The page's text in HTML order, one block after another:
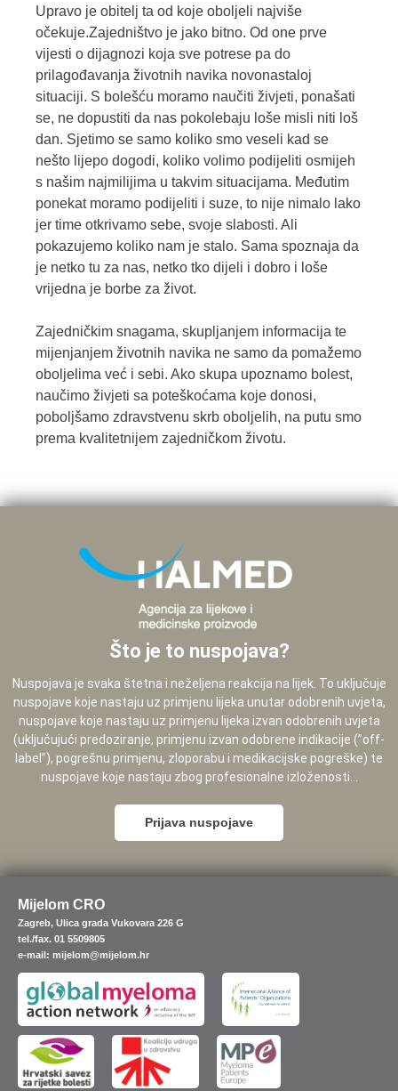
Upravo je obitelj ta od koje oboljeli najviše
očekuje.Zajedništvo je jako bitno. Od one prve
vijesti o dijagnozi koja sve potrese pa do
prilagođavanja životnih navika novonastaloj
situaciji. S bolešću moramo naučiti živjeti, ponašati
se, ne dopustiti da nas pokolebaju loše misli niti loš
dan. Sjetimo se samo koliko smo veseli kad se
nešto lijepo dogodi, koliko volimo podijeliti osmijeh
s našim najmilijima u takvim situacijama. Međutim
ponekat moramo podijeliti i suze, to nije nimalo lako
jer time otkrivamo sebe, svoje slabosti. Ali
pokazujemo koliko nam je stalo. Sama spoznaja da
je netko tu za nas, netko tko dijeli i dobro i loše
vrijedna je borbe za život.
Zajedničkim snagama, skupljanjem informacija te
mijenjanjem životnih navika ne samo da pomažemo
oboljelima već i sebi. Ako skupa upoznamo bolest,
naučimo živjeti sa poteškoćama koje donosi,
poboljšamo zdravstvenu skrb oboljelih, na putu smo
prema kvalitetnijem zajedničkom životu.
Što je to nuspojava?
Nuspojava je svaka štetna i neželjena reakcija na lijek. To uključuje
nuspojave koje nastaju uz primjenu lijeka unutar odobrenih uvjeta,
nuspojave koje nastaju uz primjenu lijeka izvan odobrenih uvjeta
(uključujući predoziranje, primjenu izvan odobrene indikacije (”off-
label”), pogrešnu primjenu, zloporabu i medikacijske pogreške) te
nuspojave koje nastaju zbog profesionalne izloženosti...
Prijava nuspojave
Mijelom CRO
Zagreb, Ulica grada Vukovara 226 G
tel./fax. 01 5509805
e-mail: mijelom@mijelom.hr